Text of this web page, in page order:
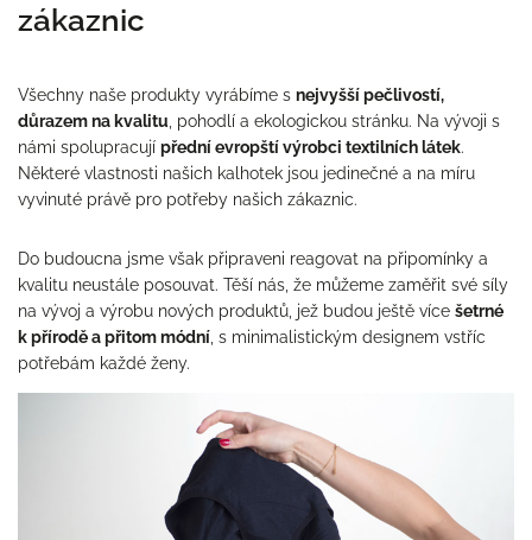
zákaznic
Všechny naše produkty vyrábíme s nejvyšší pečlivostí,
důrazem na kvalitu , pohodlí a ekologickou stránku. Na vývoji s
námi spolupracují přední evropští výrobci textilních látek.
Některé vlastnosti našich kalhotek jsou jedinečné a na míru
vyvinuté právě pro potřeby našich zákaznic.
Do budoucna jsme však připraveni reagovat na připomínky a
kvalitu neustále posouvat. Těší nás, že můžeme zaměřit své síly
na vývoj a výrobu nových produktů, jež budou ještě více šetrné
k přírodě a přitom módní , s minimalistickým designem vstříc
potřebám každé ženy.